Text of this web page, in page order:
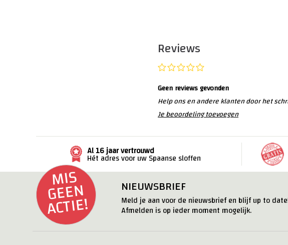
Reviews
Geen reviews gevonden
Help ons en andere klanten door het
Je beoordeling toevoegen
Al 16 jaar vertrouwd
Hét adres voor uw Spaanse sloffen
MI
S
G
E
E
N
ACTI
E!
NIEUWSBRIEF
Meld je aan voor de nieuwsbrief en blijf up to
Afmelden is op ieder moment mogelijk.